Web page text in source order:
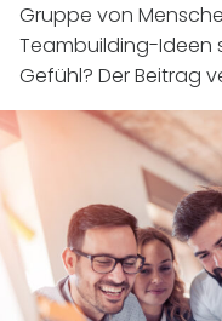
Gruppe von
Teambuilding-Ideen
Gefühl? Der Beitrag